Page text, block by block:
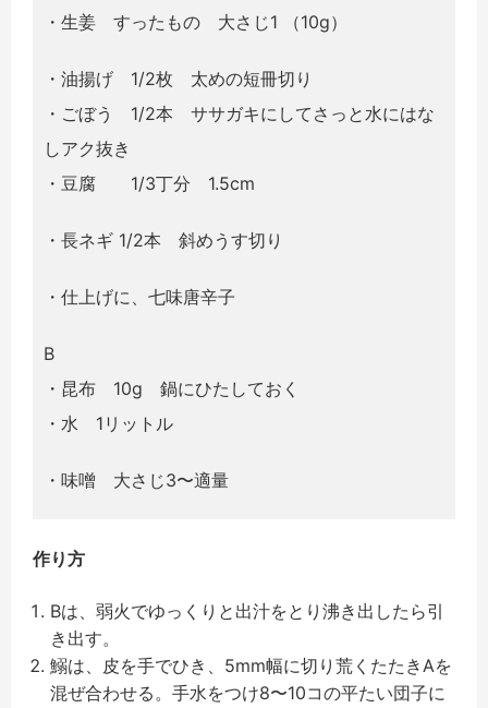
・生姜 すったもの 大さじ1 （10g）
・油揚げ 1/2枚 太めの短冊切り
・ごぼう 1/2本 ササガキにしてさっと水にはな
しアク抜き
・豆腐 1/3丁分 1.5cm
・長ネギ 1/2本 斜めうす切り
・仕上げに、七味唐辛子
B
・昆布 10g 鍋にひたしておく
・水 1リットル
・味噌 大さじ3〜適量
作り方
Bは、弱火でゆっくりと出汁をとり沸き出したら引
き出す。
鰯は、皮を手でひき、5mm幅に切り荒くたたきAを
混ぜ合わせる。手水をつけ8〜10コの平たい団子に